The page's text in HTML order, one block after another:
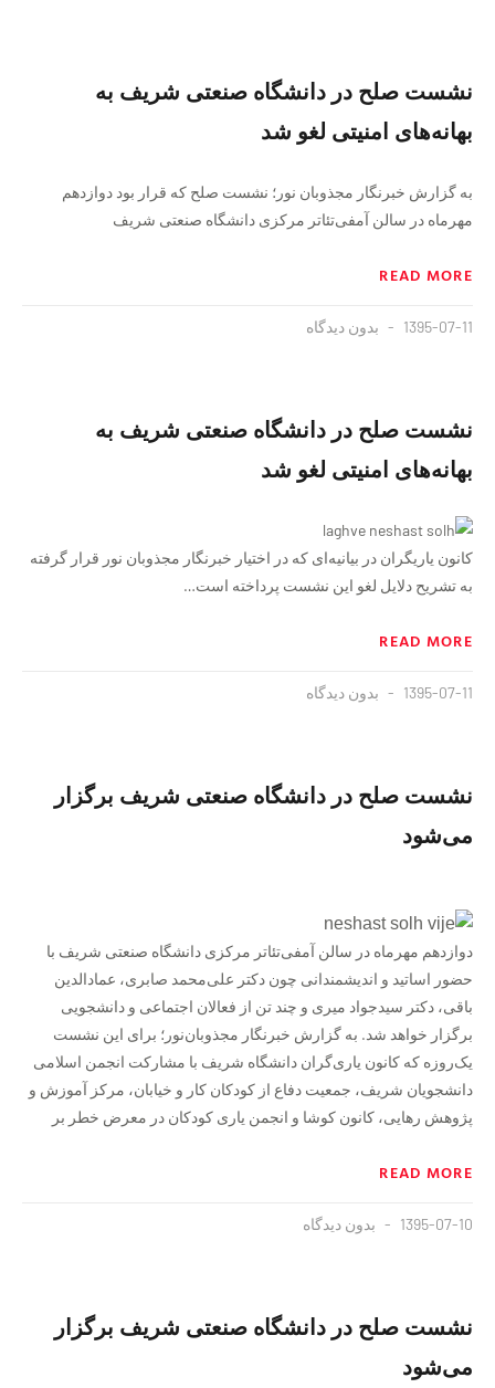
نشست صلح در دانشگاه صنعتی شریف به
بهانه‌های امنیتی لغو شد
به گزارش خبرنگار مجذوبان نور؛ نشست صلح که قرار بود دوازدهم
مهرماه در سالن آمفی‌تئا‌تر مرکزی دانشگاه صنعتی شریف
READ MORE
1395-07-11 بدون دیدگاه
نشست صلح در دانشگاه صنعتی شریف به
بهانه‌های امنیتی لغو شد
کانون یاریگران در بیانیه‌ای که در اختیار خبرنگار مجذوبان نور قرار گرفته
به تشریح دلایل لغو این نشست پرداخته است…
READ MORE
1395-07-11 بدون دیدگاه
نشست صلح در دانشگاه صنعتی شریف برگزار
می‌شود
دوازدهم مهرماه در سالن آمفی‌تئا‌تر مرکزی دانشگاه صنعتی شریف با
حضور اساتید و اندیشمندانى چون دکتر على‌محمد صابری، عمادالدین
باقی، دکتر سیدجواد میری و چند تن از فعالان اجتماعی و دانشجویی
برگزار خواهد شد. به گزارش خبرنگار مجذوبان‌نور؛ برای این نشست
یک‌روزه که کانون یاری‌گران دانشگاه شریف با مشارکت انجمن اسلامی
دانشجویان شریف، جمعیت دفاع از کودکان کار و خیابان، مرکز آموزش و
پژوهش رهایی، کانون کوشا و انجمن یاری کودکان در معرض خطر بر
READ MORE
1395-07-10 بدون دیدگاه
نشست صلح در دانشگاه صنعتی شریف برگزار
می‌شود